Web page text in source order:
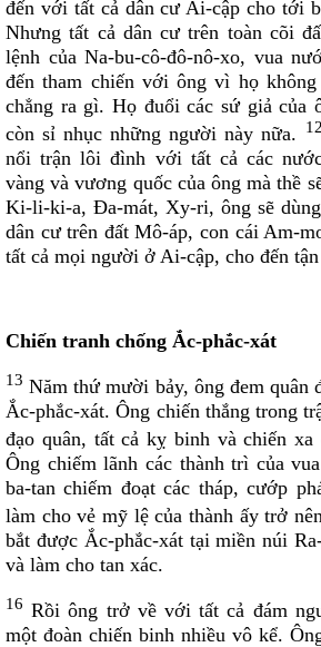
Danh sách Album
Danh sách bài hát
Thánh ca trong Thánh Lễ
Tải về (file pdf và encore)
TÀI LIỆU
Các mẫu phiếu đăng ký
Lịch sử Giáo xứ
Đôi nét về Giáo xứ ...
đến với tất cả dân cư Ai-cập cho tới
Nhưng tất cả dân cư trên toàn cõi
lệnh của Na-bu-cô-đô-nô-xo, vua
đến tham chiến với ông vì họ
chẳng ra gì. Họ đuổi các sứ giả của
còn sỉ nhục những người này nữa.
12
nổi trận lôi đình với tất cả các
vàng và vương quốc của ông mà thề
Ki-li-ki-a, Ða-mát, Xy-ri, ông sẽ
dân cư trên đất Mô-áp, con cái Am-
tất cả mọi người ở Ai-cập, cho đến
Chiến tranh chống Ắc-phắc-xát
13 Năm thứ mười bảy, ông đem quân
Ắc-phắc-xát. Ông chiến thắng trong
đạo quân, tất cả kỵ binh và chiến xa
Ông chiếm lãnh các thành trì của
ba-tan chiếm đoạt các tháp, cướp
làm cho vẻ mỹ lệ của thành ấy trở
bắt được Ắc-phắc-xát tại miền núi
và làm cho tan xác.
16 Rồi ông trở về với tất cả đám
một đoàn chiến binh nhiều vô kể.